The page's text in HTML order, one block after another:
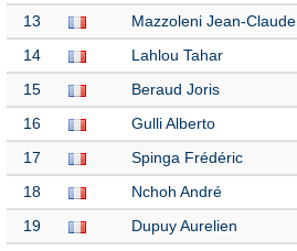
13 Mazzoleni Jean-Claude
14 Lahlou Tahar
15 Beraud Joris
16 Gulli Alberto
17 Spinga Frédéric
18 Nchoh André
19 Dupuy Aurelien